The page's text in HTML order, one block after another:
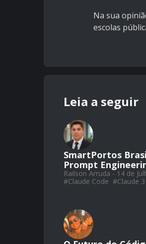
Na sua
escolas
Leia a seguir
SmartPortos
Prompt
Railson Arruda - 14 de
#Claude Code #Claude 3